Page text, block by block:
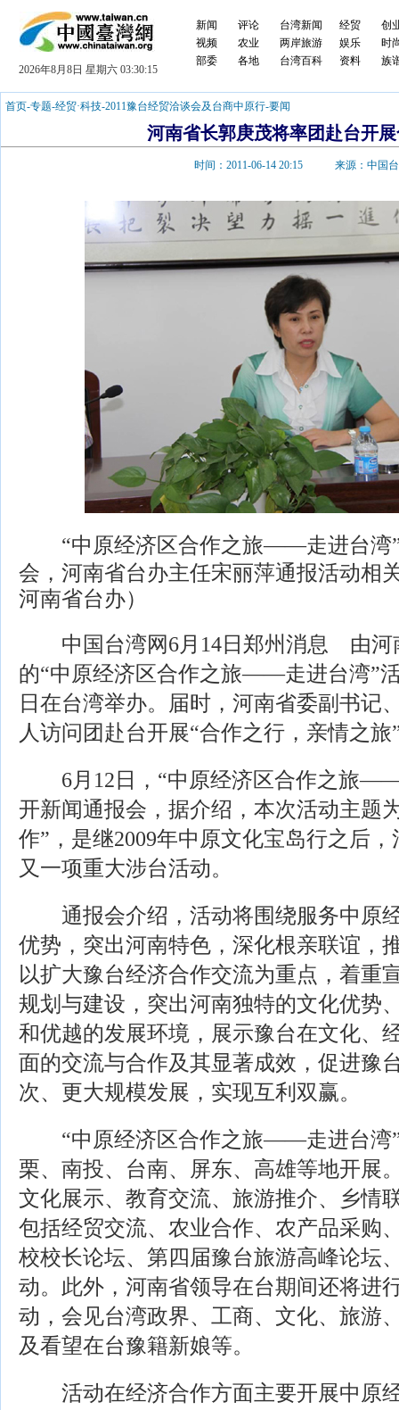
2026年8月8日 星期六 03:30:16
新闻
视频
部委
评论
农业
各地
台湾新闻
两岸旅游
台湾百科
经贸
娱乐
资料
创
时
族
首页-专题-经贸·科技-2011豫台经贸洽谈会及台商中原行-要闻
河南省长郭庚茂将率团赴台开
时间：2011-06-14 20:15 来源：中国
“中原经济区合作之旅——走进台湾
会，河南省台办主任宋丽萍通报活动相
河南省台办）
中国台湾网6月14日郑州消息 由河
的“中原经济区合作之旅——走进台湾”
日在台湾举办。届时，河南省委副书记
人访问团赴台开展“合作之行，亲情之旅
6月12日，“中原经济区合作之旅——
开新闻通报会，据介绍，本次活动主题
作”，是继2009年中原文化宝岛行之后
又一项重大涉台活动。
通报会介绍，活动将围绕服务中原
优势，突出河南特色，深化根亲联谊，
以扩大豫台经济合作交流为重点，着重
规划与建设，突出河南独特的文化优势
和优越的发展环境，展示豫台在文化、
面的交流与合作及其显著成效，促进豫
次、更大规模发展，实现互利双赢。
“中原经济区合作之旅——走进台湾”
栗、南投、台南、屏东、高雄等地开展
文化展示、教育交流、旅游推介、乡情
包括经贸交流、农业合作、农产品采购
校校长论坛、第四届豫台旅游高峰论坛
动。此外，河南省领导在台期间还将进
动，会见台湾政界、工商、文化、旅游
及看望在台豫籍新娘等。
活动在经济合作方面主要开展中原